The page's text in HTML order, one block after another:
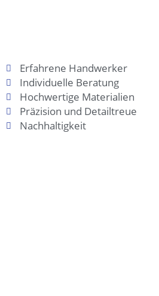
Erfahrene Handwerker
Individuelle Beratung
Hochwertige Materialien
Präzision und Detailtreue
Nachhaltigkeit